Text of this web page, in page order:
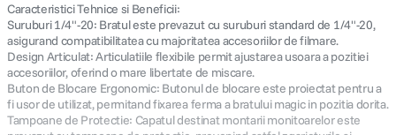
Caracteristici Tehnice si Beneficii:
Suruburi 1/4"-20: Bratul este prevazut cu suruburi standard de 1/4"-20,
asigurand compatibilitatea cu majoritatea accesoriilor de filmare.
Design Articulat: Articulatiile flexibile permit ajustarea usoara a pozitiei
accesoriilor, oferind o mare libertate de miscare.
Buton de Blocare Ergonomic: Butonul de blocare este proiectat pentru a
fi usor de utilizat, permitand fixarea ferma a bratului magic in pozitia dorita.
Tampoane de Protectie: Capatul destinat montarii monitoarelor este